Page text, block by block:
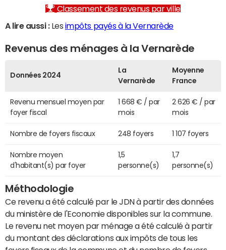
Classement des revenus par ville
A lire aussi :Les impôts payés à la Vernarède
Revenus des ménages à la Vernarède
Données 2024
La
Vernarède
Moyenne
France
Revenu mensuel moyen par
foyer fiscal
1 668 € / par
mois
2 626 € / par
mois
Nombre de foyers fiscaux 248 foyers 1 107 foyers
Nombre moyen
d'habitant(s) par foyer
1,5
personne(s)
1,7
personne(s)
Méthodologie
Ce revenu a été calculé par le JDN à partir des données
du ministère de l'Economie disponibles sur la commune.
Le revenu net moyen par ménage a été calculé à partir
du montant des déclarations aux impôts de tous les